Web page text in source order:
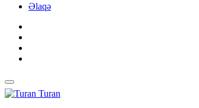
Əlaqə
Turan